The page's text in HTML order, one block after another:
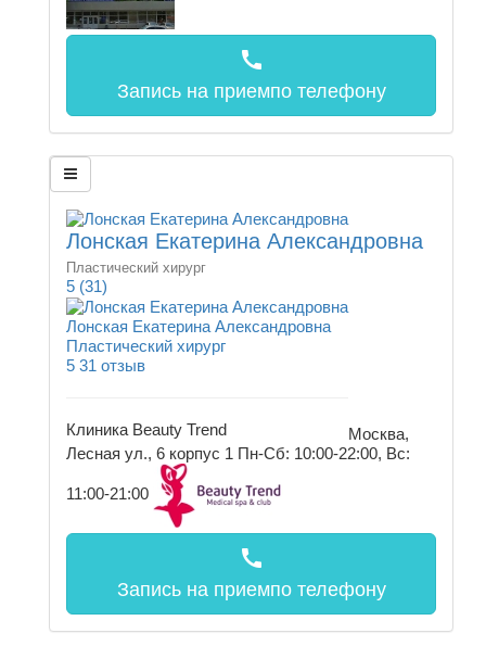
call
Запись на приемпо телефону
Лонская Екатерина Александровна
Пластический хирург
5 (31)
Лонская Екатерина Александровна
Пластический хирург
5 31 отзыв
Клиника Beauty Trend
Москва,
Лесная ул., 6 корпус 1 Пн-Сб: 10:00-22:00, Вс:
11:00-21:00
call
Запись на приемпо телефону